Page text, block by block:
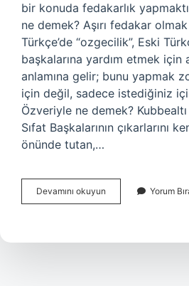
bir konuda fedakarlık
ne demek? Aşırı fedakar olmak
Türkçe’de “ozgecilik”, Eski
başkalarına yardım etmek için
anlamına gelir; bunu yapmak
için değil, sadece istediğiniz
Özveriyle ne demek?
Sıfat Başkalarının çıkarlarını
önünde tutan,…
Devamını okuyun
Ne
Yorum